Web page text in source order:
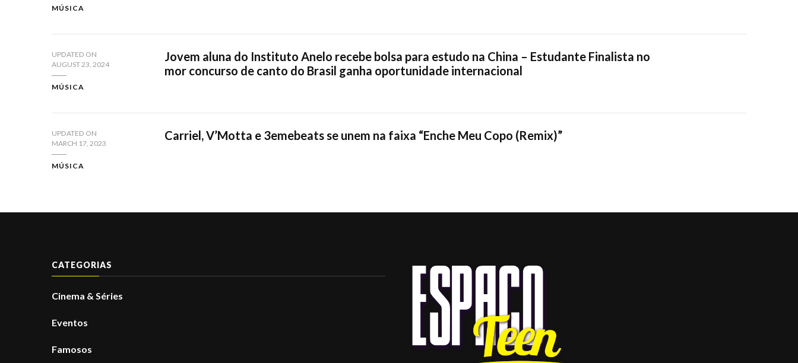
MÚSICA
UPDATED ON
AUGUST 23, 2024
MÚSICA
Jovem aluna do Instituto Anelo recebe bolsa para estudo na China – Estudante Finalista no
mor concurso de canto do Brasil ganha oportunidade internacional
UPDATED ON
MARCH 17, 2023
MÚSICA
Carriel, V’Motta e 3emebeats se unem na faixa “Enche Meu Copo (Remix)”
CATEGORIAS
Cinema & Séries
Eventos
Famosos